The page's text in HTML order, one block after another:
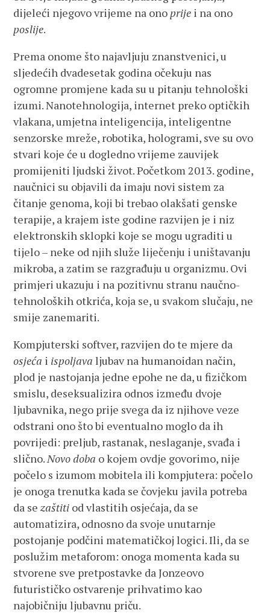
dijeleći njegovo vrijeme na ono prije i na ono
poslije.
Prema onome što najavljuju znanstvenici, u
sljedećih dvadesetak godina očekuju nas
ogromne promjene kada su u pitanju tehnološki
izumi. Nanotehnologija, internet preko optičkih
vlakana, umjetna inteligencija, inteligentne
senzorske mreže, robotika, hologrami, sve su ovo
stvari koje će u dogledno vrijeme zauvijek
promijeniti ljudski život. Početkom 2013. godine,
naučnici su objavili da imaju novi sistem za
čitanje genoma, koji bi trebao olakšati genske
terapije, a krajem iste godine razvijen je i niz
elektronskih sklopki koje se mogu ugraditi u
tijelo – neke od njih služe liječenju i uništavanju
mikroba, a zatim se razgrađuju u organizmu. Ovi
primjeri ukazuju i na pozitivnu stranu naučno-
tehnoloških otkrića, koja se, u svakom slučaju, ne
smije zanemariti.
Kompjuterski softver, razvijen do te mjere da
osjeća i ispoljava ljubav na humanoidan način,
plod je nastojanja jedne epohe ne da, u fizičkom
smislu, deseksualizira odnos između dvoje
ljubavnika, nego prije svega da iz njihove veze
odstrani ono što bi eventualno moglo da ih
povrijedi: preljub, rastanak, neslaganje, svađa i
slično.Novo doba o kojem ovdje govorimo, nije
počelo s izumom mobitela ili kompjutera: počelo
je onoga trenutka kada se čovjeku javila potreba
da sezaštiti od vlastitih osjećaja, da se
automatizira, odnosno da svoje unutarnje
postojanje podčini matematičkoj logici. Ili, da se
poslužim metaforom: onoga momenta kada su
stvorene sve pretpostavke da Jonzeovo
futurističko ostvarenje prihvatimo kao
najobičniju ljubavnu priču.